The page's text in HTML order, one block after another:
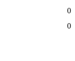
0
0